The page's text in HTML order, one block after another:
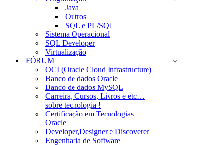
Java
Outros
SQL e PL/SQL
Sistema Operacional
SQL Developer
Virtualização
FÓRUM
OCI (Oracle Cloud Infrastructure)
Banco de dados Oracle
Banco de dados MySQL
Carreira, Cursos, Livros e etc…
sobre tecnologia !
Certificação em Tecnologias
Oracle
Developer,Designer e Discoverer
Engenharia de Software